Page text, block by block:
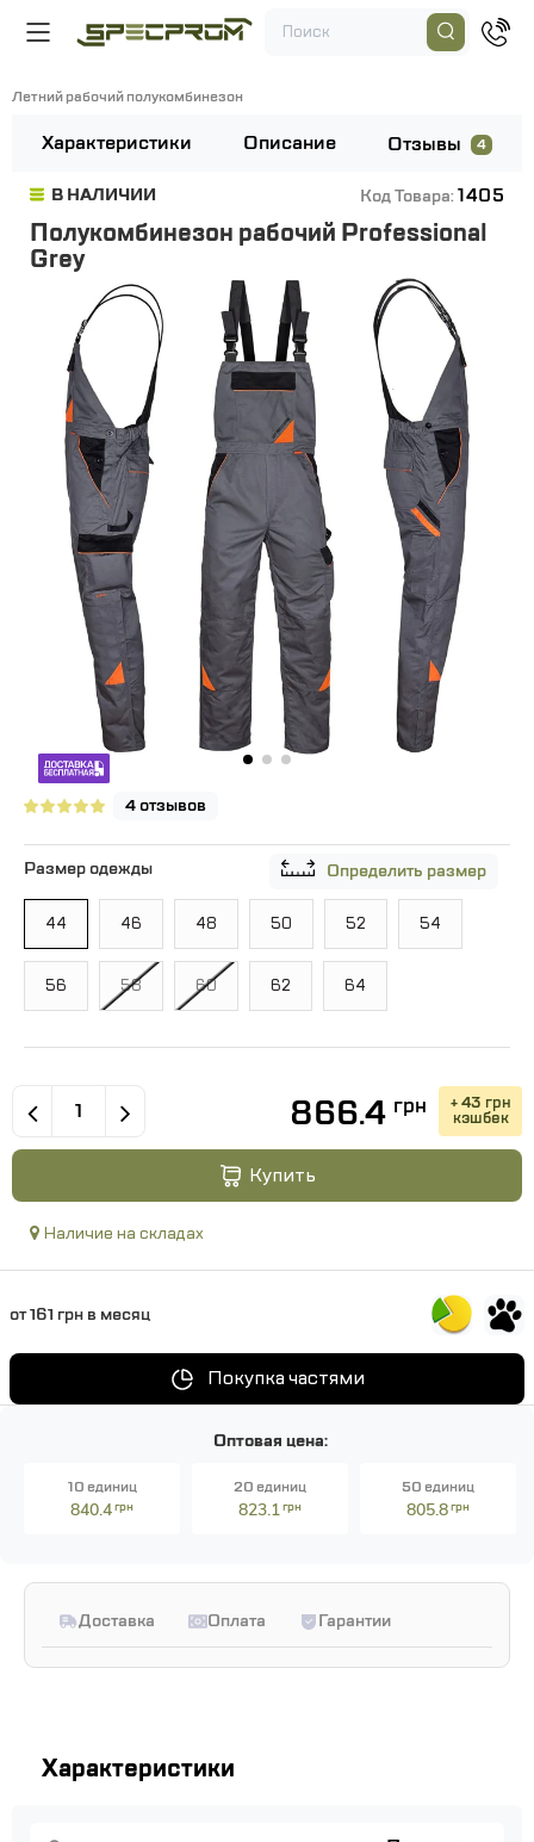
Летний рабочий полукомбинезон
Характеристики Описание Отзывы 4
В НАЛИЧИИ Код Товара:1405
Полукомбинезон рабочий Professional
Grey
4 отзывов
Определить размер
Размер одежды
44 46 48 50 52 54
56 58 60 62 64
866.4 грн + 43 грн
кэшбек
Купить
Наличие на складах
от 161 грн в месяц
Покупка частями
Оптовая цена:
10 единиц
840.4грн
20 единиц
823.1грн
50 единиц
805.8грн
Доставка Оплата Гарантии
Характеристики